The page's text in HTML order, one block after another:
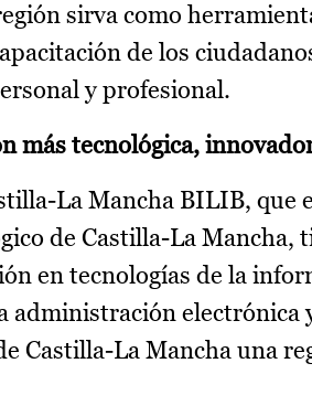
sirva como
de los
y profesional.
más tecnológica,
La Mancha BILIB, que
de Castilla-La Mancha,
en tecnologías de la
administración electrónica
Castilla-La Mancha una